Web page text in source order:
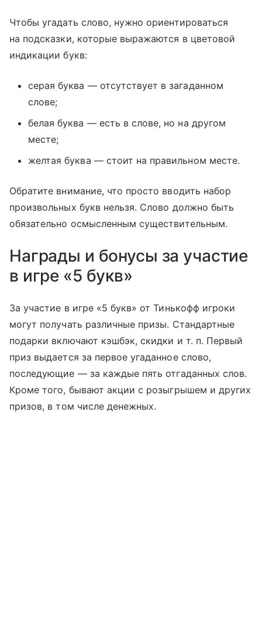
Чтобы угадать слово, нужно ориентироваться
на подсказки, которые выражаются в цветовой
индикации букв:
серая буква — отсутствует в загаданном
слове;
белая буква — есть в слове, но на другом
месте;
желтая буква — стоит на правильном месте.
Обратите внимание, что просто вводить набор
произвольных букв нельзя. Слово должно быть
обязательно осмысленным существительным.
Награды и бонусы за участие
в игре «5 букв»
За участие в игре «5 букв» от Тинькофф игроки
могут получать различные призы. Стандартные
подарки включают кэшбэк, скидки и т. п. Первый
приз выдается за первое угаданное слово,
последующие — за каждые пять отгаданных слов.
Кроме того, бывают акции с розыгрышем и других
призов, в том числе денежных.